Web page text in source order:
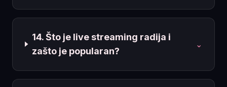
14. Što je live streaming radija i
zašto je popularan?
⌄